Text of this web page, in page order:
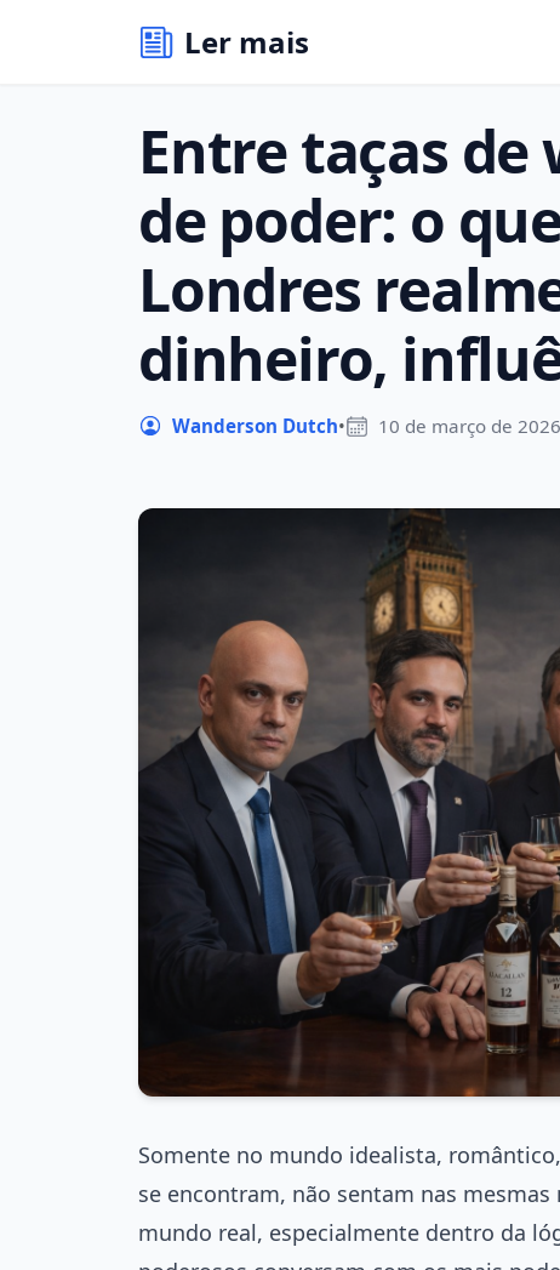
Ler mais
Entre taças
de poder: o
Londres
dinheiro,
Wanderson Dutch• 10 de março de 2026
Somente no mundo idealista,
se encontram, não sentam nas
mundo real, especialmente dentro da